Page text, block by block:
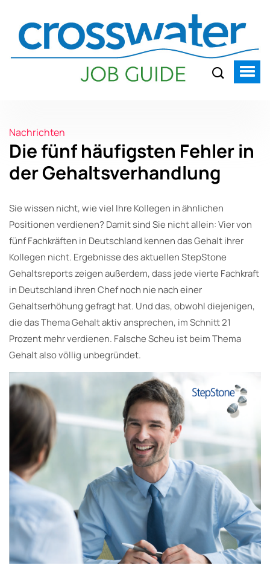
Nachrichten
Die fünf häufigsten Fehler in
der Gehaltsverhandlung
Sie wissen nicht, wie viel Ihre Kollegen in ähnlichen
Positionen verdienen? Damit sind Sie nicht allein: Vier von
fünf Fachkräften in Deutschland kennen das Gehalt ihrer
Kollegen nicht. Ergebnisse des aktuellen StepStone
Gehaltsreports zeigen außerdem, dass jede vierte Fachkraft
in Deutschland ihren Chef noch nie nach einer
Gehaltserhöhung gefragt hat. Und das, obwohl diejenigen,
die das Thema Gehalt aktiv ansprechen, im Schnitt 21
Prozent mehr verdienen. Falsche Scheu ist beim Thema
Gehalt also völlig unbegründet.